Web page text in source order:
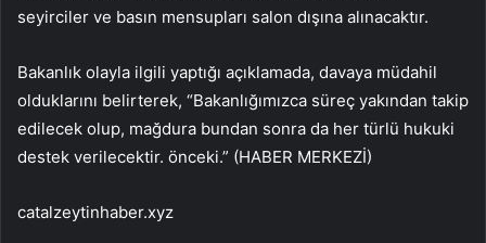
seyirciler ve basın mensupları salon dışına alınacaktır.
Bakanlık olayla ilgili yaptığı açıklamada, davaya müdahil
olduklarını belirterek, “Bakanlığımızca süreç yakından takip
edilecek olup, mağdura bundan sonra da her türlü hukuki
destek verilecektir. önceki.” (HABER MERKEZİ)
catalzeytinhaber.xyz